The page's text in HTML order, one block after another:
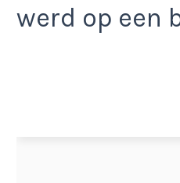
werd op een